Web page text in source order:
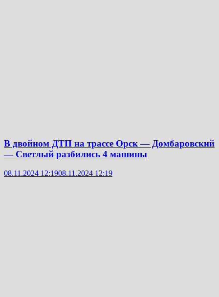
В двойном ДТП на трассе Орск — Домбаровский
— Светлый разбились 4 машины
08.11.2024 12:1908.11.2024 12:19